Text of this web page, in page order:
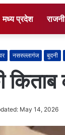
मध्य प्रदेश
नसरुल्लागंज बुदनी
May 14, 2026